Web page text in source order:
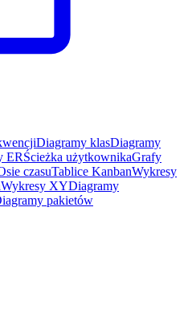
Diagramy klasDiagramy
ERŚcieżka użytkownikaGrafy
czasuTablice KanbanWykresy
Wykresy XYDiagramy
pakietów